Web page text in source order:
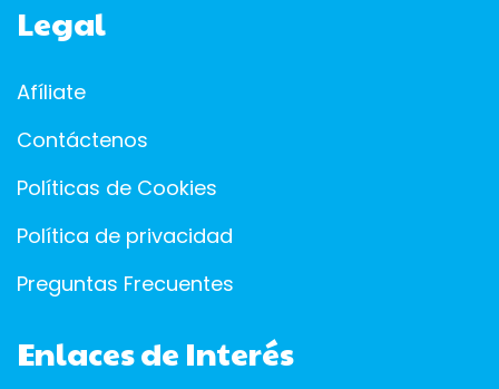
Legal
Afíliate
Contáctenos
Políticas de Cookies
Política de privacidad
Preguntas Frecuentes
Enlaces de Interés